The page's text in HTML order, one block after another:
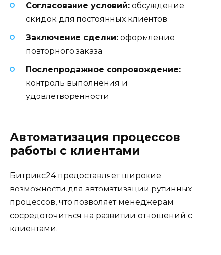
Согласование условий: обсуждение
скидок для постоянных клиентов
Заключение сделки: оформление
повторного заказа
Послепродажное сопровождение:
контроль выполнения и
удовлетворенности
Автоматизация процессов
работы с клиентами
Битрикс24 предоставляет широкие
возможности для автоматизации рутинных
процессов, что позволяет менеджерам
сосредоточиться на развитии отношений с
клиентами.